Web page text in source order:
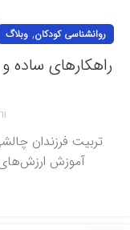
روانشناسی کودکان, وبلاگ
راهکارهای ساده
تربیت فرزندان
آموزش